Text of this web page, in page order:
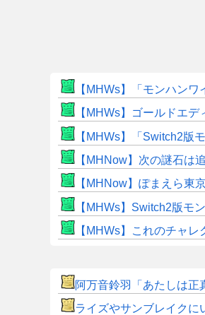
【MHWs】「モンハンワ
【MHWs】ゴールドエデ
【MHWs】「Switch2版
【MHNow】次の謎石は
【MHNow】ぽまえら東
【MHWs】Switch2版モ
【MHWs】これのチャレ
阿万音鈴羽「あたしは正
ライズやサンブレイクに